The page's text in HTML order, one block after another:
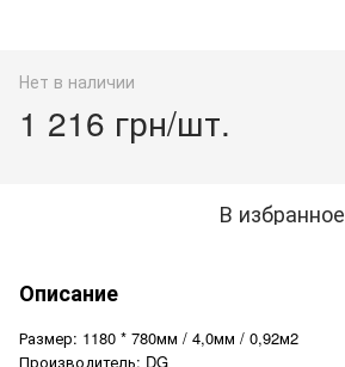
Нет в наличии
1 216 грн/шт.
В избранное
Описание
Размер: 1180 * 780мм / 4,0мм / 0,92м2
Производитель: DG